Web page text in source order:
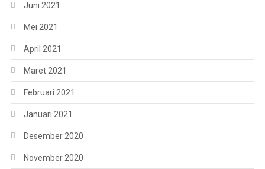
Juni 2021
Mei 2021
April 2021
Maret 2021
Februari 2021
Januari 2021
Desember 2020
November 2020